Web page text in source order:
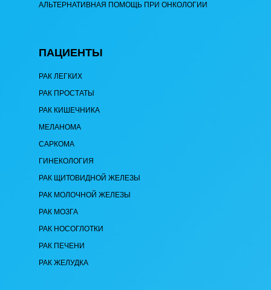
АЛЬТЕРНАТИВНАЯ ПОМОЩЬ ПРИ ОНКОЛОГИИ
ПАЦИЕНТЫ
РАК ЛЕГКИХ
РАК ПРОСТАТЫ
РАК КИШЕЧНИКА
МЕЛАНОМА
САРКОМА
ГИНЕКОЛОГИЯ
РАК ЩИТОВИДНОЙ ЖЕЛЕЗЫ
РАК МОЛОЧНОЙ ЖЕЛЕЗЫ
РАК МОЗГА
РАК НОСОГЛОТКИ
РАК ПЕЧЕНИ
РАК ЖЕЛУДКА